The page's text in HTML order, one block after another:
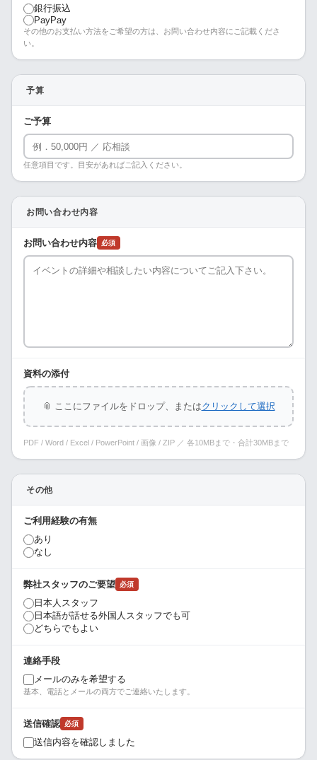
銀行振込
PayPay
その他のお支払い方法をご希望の方は、お問い合わせ内容にご記載くださ
い。
予算
ご予算
任意項目です。目安があればご記入ください。
お問い合わせ内容
お問い合わせ内容 必須
資料の添付
📎 ここにファイルをドロップ、またはクリックして選択
PDF / Word / Excel / PowerPoint / 画像 / ZIP ／ 各10MBまで・合計30MBまで
その他
ご利用経験の有無
あり
なし
弊社スタッフのご要望 必須
日本人スタッフ
日本語が話せる外国人スタッフでも可
どちらでもよい
連絡手段
メールのみを希望する
基本、電話とメールの両方でご連絡いたします。
送信確認 必須
送信内容を確認しました